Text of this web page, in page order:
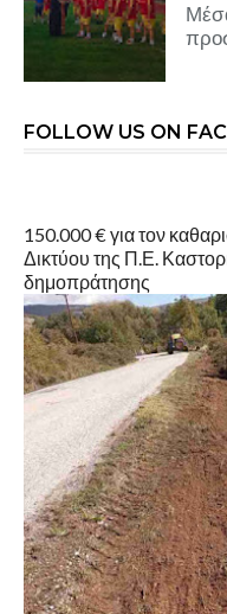
FOLLOW US ON
150.000 € για τον
Δικτύου της Π.Ε.
δημοπράτησης